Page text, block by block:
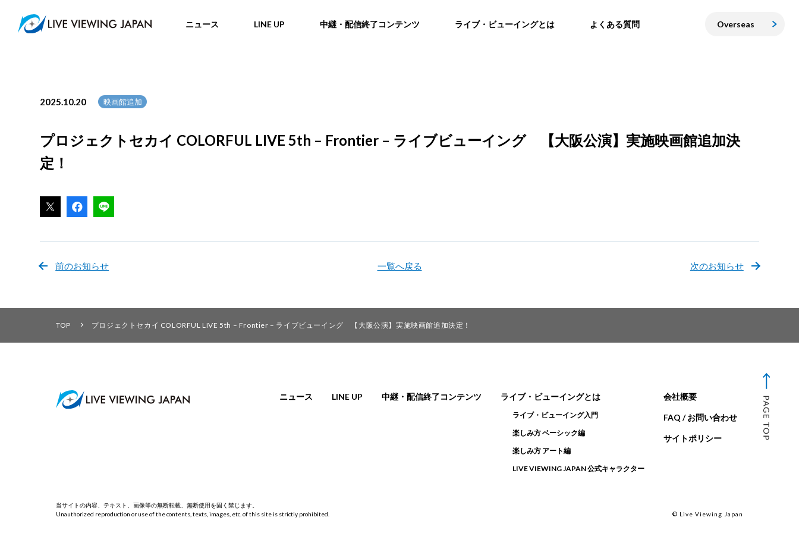
ニュース LINE UP 中継・配信終了コンテンツ ライブ・ビューイングとは よくある質問 Overseas
2025.10.20 映画館追加
プロジェクトセカイ COLORFUL LIVE 5th – Frontier – ライブビューイング 【大阪公演】実施映画館追加決
定！
前のお知らせ 一覧へ戻る 次のお知らせ
TOP プロジェクトセカイ COLORFUL LIVE 5th – Frontier – ライブビューイング 【大阪公演】実施映画館追加決定！
ニュース LINE UP 中継・配信終了コンテンツ ライブ・ビューイングとは
ライブ・ビューイング入門
楽しみ方 ベーシック編
楽しみ方 アート編
LIVE VIEWING JAPAN 公式キャラクター
会社概要
FAQ / お問い合わせ
サイトポリシー
当サイトの内容、テキスト、画像等の無断転載、無断使用を固く禁じます。
Unauthorized reproduction or use of the contents, texts, images, etc. of this site is strictly prohibited.
© Live Viewing Japan